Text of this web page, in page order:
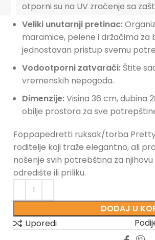
otporni su na UV zračenje sa
Veliki unutarnji pretinac:
maramice, pelene i držačima za
jednostavan pristup svemu
Vodootporni zatvarači:Štite
vremenskih nepogoda.
Dimenzije:Visina 36 cm, dubina
obilje prostora za sve
Foppapedretti ruksak/torba
roditelje koji traže elegantno, ali
nošenje svih potrebština za
odredište ili priliku.
DODAJ U
Uporedi